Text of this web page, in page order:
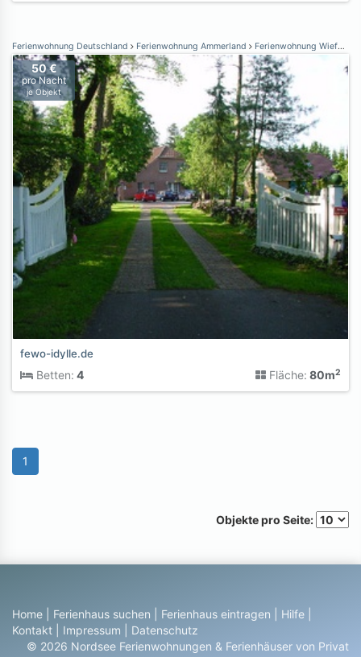
Ferienwohnung Deutschland Ferienwohnung Ammerland Ferienwohnung Wiefelstede
50 €
pro Nacht
je Objekt
fewo-idylle.de
Betten: 4 Fläche: 80m2
1
Objekte pro Seite:
Home Ferienhaus suchen Ferienhaus eintragen Hilfe
Kontakt
Impressum
Datenschutz
© 2026 Nordsee Ferienwohnungen & Ferienhäuser von Privat